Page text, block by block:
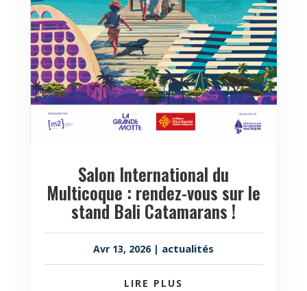
Salon International du
Multicoque : rendez-vous sur le
stand Bali Catamarans !
Avr 13, 2026| actualités
LIRE PLUS